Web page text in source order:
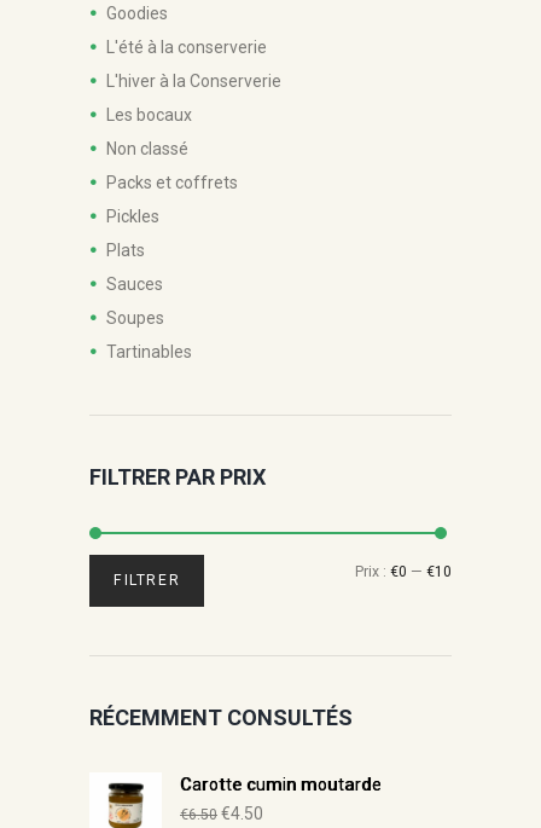
Goodies
L'été à la conserverie
L'hiver à la Conserverie
Les bocaux
Non classé
Packs et coffrets
Pickles
Plats
Sauces
Soupes
Tartinables
FILTRER PAR PRIX
FILTRER Prix : €0 — €10
RÉCEMMENT CONSULTÉS
Carotte cumin moutarde
€6.50 Le
€4.50